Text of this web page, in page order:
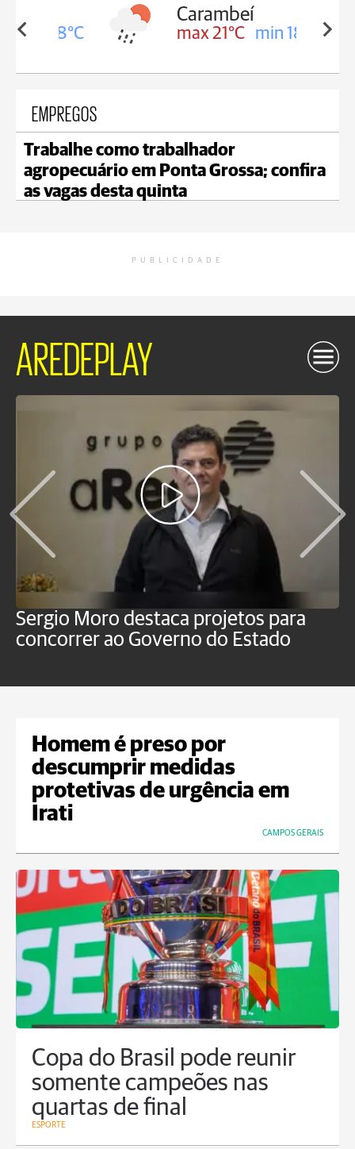
18°C
Carambeí
max 21°C min 18°C
EMPREGOS
Trabalhe como trabalhador
agropecuário em Ponta Grossa; confira
as vagas desta quinta
PUBLICIDADE
AREDEPLAY
Sergio Moro destaca projetos para
concorrer ao Governo do Estado
Homem é preso por
descumprir medidas
protetivas de urgência em
Irati
CAMPOS GERAIS
Copa do Brasil pode reunir
somente campeões nas
quartas de final
ESPORTE